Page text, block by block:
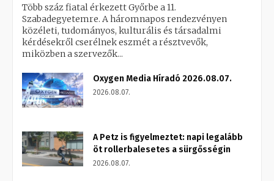
Több száz fiatal érkezett Győrbe a 11.
Szabadegyetemre. A háromnapos rendezvényen
közéleti, tudományos, kulturális és társadalmi
kérdésekről cserélnek eszmét a résztvevők,
miközben a szervezők...
Oxygen Media Híradó 2026.08.07.
2026.08.07.
A Petz is figyelmeztet: napi legalább
öt rollerbalesetes a sürgősségin
2026.08.07.